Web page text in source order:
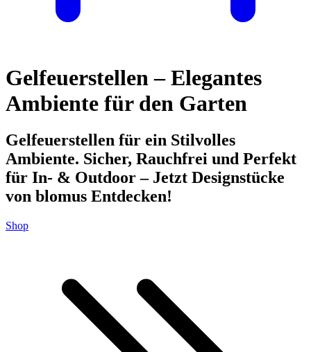
Gelfeuerstellen – Elegantes
Ambiente für den Garten
Gelfeuerstellen für ein Stilvolles
Ambiente. Sicher, Rauchfrei und Perfekt
für In- & Outdoor – Jetzt Designstücke
von blomus Entdecken!
Shop